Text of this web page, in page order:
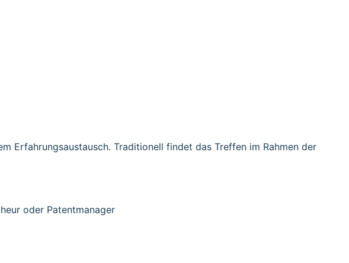
Erfahrungsaustausch. Traditionell findet das Treffen im Rahmen der
oder Patentmanager